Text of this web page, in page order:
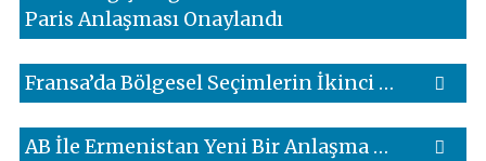
Paris Anlaşması Onaylandı
Fransa’da Bölgesel Seçimlerin İkinci Turu Sonuçlandı
AB İle Ermenistan Yeni Bir Anlaşma Çerçevesi İçin Görüşmelere Başladı